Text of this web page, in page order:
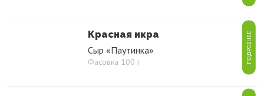
Красная икра
Сыр «Паутинка»
Фасовка 100 г ПОДРОБНЕЕ